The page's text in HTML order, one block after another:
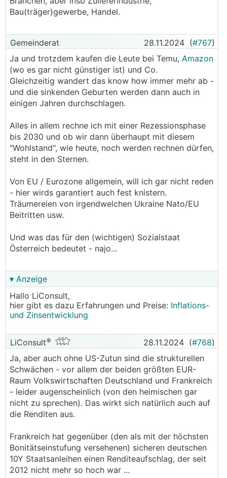
Bau(träger)gewerbe, Handel.
Gemeinderat 28.11.2024 (#767)
Ja und trotzdem kaufen die Leute bei Temu, Amazon
(wo es gar nicht günstiger ist) und Co.
Gleichzeitig wandert das know how immer mehr ab -
und die sinkenden Geburten werden dann auch in
einigen Jahren durchschlagen.
Alles in allem rechne ich mit einer Rezessionsphase
bis 2030 und ob wir dann überhaupt mit diesem
"Wohlstand", wie heute, noch werden rechnen dürfen,
steht in den Sternen.
Von EU / Eurozone allgemein, will ich gar nicht reden
- hier wirds garantiert auch fest knistern.
Träumereien von irgendwelchen Ukraine Nato/EU
Beitritten usw.
Und was das für den (wichtigen) Sozialstaat
Österreich bedeutet - najo...
▾ Anzeige
Hallo LiConsult,
hier gibt es dazu Erfahrungen und Preise: Inflations-
und Zinsentwicklung
LiConsult 28.11.2024 (#768)
Ja, aber auch ohne US-Zutun sind die strukturellen
Schwächen - vor allem der beiden größten EUR-
Raum Volkswirtschaften Deutschland und Frankreich
- leider augenscheinlich (von den heimischen gar
nicht zu sprechen). Das wirkt sich natürlich auch auf
die Renditen aus.
Frankreich hat gegenüber (den als mit der höchsten
Bonitätseinstufung versehenen) sicheren deutschen
10Y Staatsanleihen einen Renditeaufschlag, der seit
2012 nicht mehr so hoch war ...